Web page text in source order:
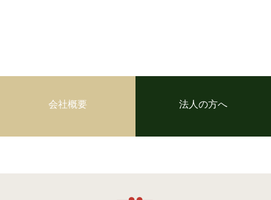
会社概要 法人の方へ